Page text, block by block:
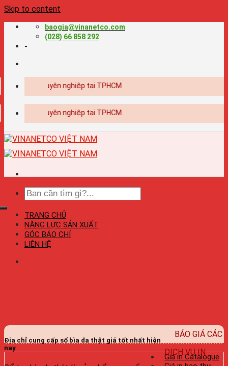
Skip to content
baogia@vinanetco.com
(028) 66 858 292
-
- in ấn chuyên nghiệp tại TPHCM
- in ấn chuyên nghiệp tại TPHCM
TRANG CHỦ
NĂNG LỰC SẢN XUẤT
GÓC BÁO CHÍ
LIÊN HỆ
Địa chỉ cung cấp sổ bìa da thật giá tốt nhất hiện
nay
BÁO GIÁ CÁC
DỊCH VỤ IN
Giá in Catalogue